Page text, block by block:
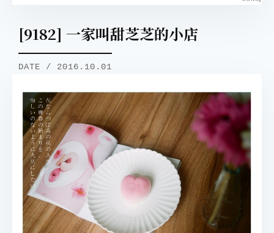
[9182] 一家叫甜芝芝的小店
DATE / 2016.10.01